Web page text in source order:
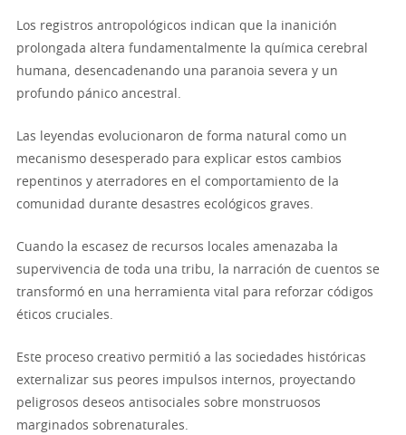
Los registros antropológicos indican que la inanición
prolongada altera fundamentalmente la química cerebral
humana, desencadenando una paranoia severa y un
profundo pánico ancestral.
Las leyendas evolucionaron de forma natural como un
mecanismo desesperado para explicar estos cambios
repentinos y aterradores en el comportamiento de la
comunidad durante desastres ecológicos graves.
Cuando la escasez de recursos locales amenazaba la
supervivencia de toda una tribu, la narración de cuentos se
transformó en una herramienta vital para reforzar códigos
éticos cruciales.
Este proceso creativo permitió a las sociedades históricas
externalizar sus peores impulsos internos, proyectando
peligrosos deseos antisociales sobre monstruosos
marginados sobrenaturales.